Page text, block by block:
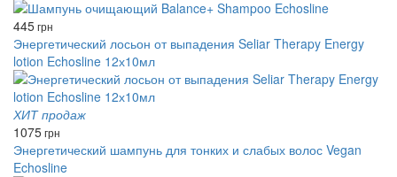
445грн
Энергетический лосьон от выпадения Seliar Therapy Energy
lotion Echosline 12х10мл
ХИТ продаж
1075грн
Энергетический шампунь для тонких и слабых волос Vegan
Echosline